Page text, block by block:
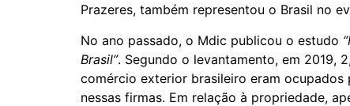
Prazeres, também representou o Brasil no
No ano passado, o Mdic publicou o estudo
Brasil”. Segundo o levantamento, em 2019,
comércio exterior brasileiro eram
nessas firmas. Em relação à propriedade,